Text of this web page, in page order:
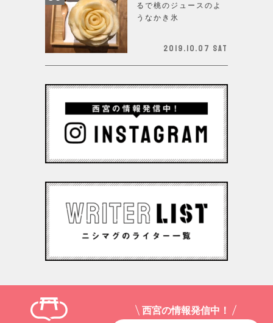
るで桃のジュースのよ
うなかき氷
2019.10.07 Sat
西宮の情報発信中！